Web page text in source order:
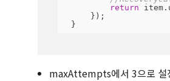
return
      });
  }
maxAttempts에서 3으로 설